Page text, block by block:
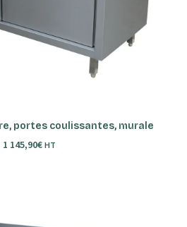
AU PANIER
portes coulissantes, murale
1 145,90€ HT